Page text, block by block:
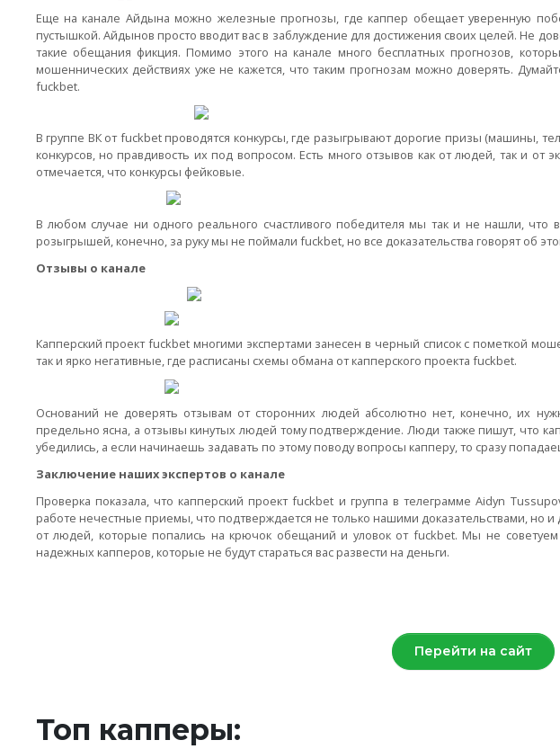
Еще на канале Айдына можно железные прогнозы, где каппер обещает уверенную
пустышкой. Айдынов просто вводит вас в заблуждение для достижения своих целей. Не
такие обещания фикция. Помимо этого на канале много бесплатных прогнозов,
мошеннических действиях уже не кажется, что таким прогнозам можно доверять.
fuckbet.
В группе ВК от fuckbet проводятся конкурсы, где разыгрывают дорогие призы (машины,
конкурсов, но правдивость их под вопросом. Есть много отзывов как от людей, так и от
отмечается, что конкурсы фейковые.
В любом случае ни одного реального счастливого победителя мы так и не нашли,
розыгрышей, конечно, за руку мы не поймали fuckbet, но все доказательства говорят об
Отзывы о канале
Капперский проект fuckbet многими экспертами занесен в черный список с пометкой
так и ярко негативные, где расписаны схемы обмана от капперского проекта fuckbet.
Оснований не доверять отзывам от сторонних людей абсолютно нет, конечно, их
предельно ясна, а отзывы кинутых людей тому подтверждение. Люди также пишут, что
убедились, а если начинаешь задавать по этому поводу вопросы капперу, то сразу
Заключение наших экспертов о канале
Проверка показала, что капперский проект fuckbet и группа в телеграмме Aidyn
работе нечестные приемы, что подтверждается не только нашими доказательствами, но
от людей, которые попались на крючок обещаний и уловок от fuckbet. Мы не
надежных капперов, которые не будут стараться вас развести на деньги.
Перейти на сайт
Топ капперы: